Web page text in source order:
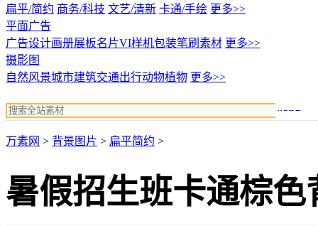
扁平/简约 商务/科技 文艺/清新 卡通/手绘 更多>>
平面广告
广告设计画册展板名片VI样机包装笔刷素材 更多>>
摄影图
自然风景城市建筑交通出行动物植物 更多>>
万素网 > 背景图片 > 扁平简约 >
暑假招生班卡通棕色